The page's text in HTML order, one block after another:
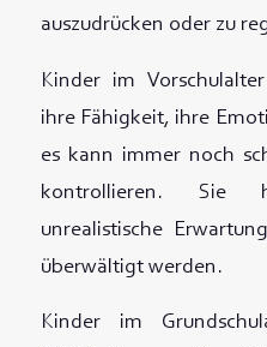
auszudrücken oder zu
Kinder im
ihre Fähigkeit, ihre
es kann immer noch
kontrollieren. Sie
unrealistische
überwältigt werden.
Kinder im